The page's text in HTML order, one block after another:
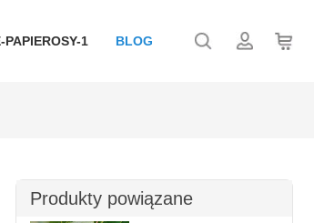
PAPIEROSY-1 BLOG
Produkty powiązane